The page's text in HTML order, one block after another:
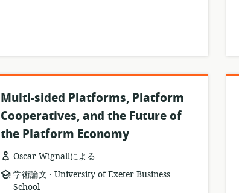
Multi-sided Platforms, Platform
Cooperatives, and the Future of
the Platform Economy
Oscar Wignallによる
リ
ソ
学術論文 .
公
University of Exeter Business
School